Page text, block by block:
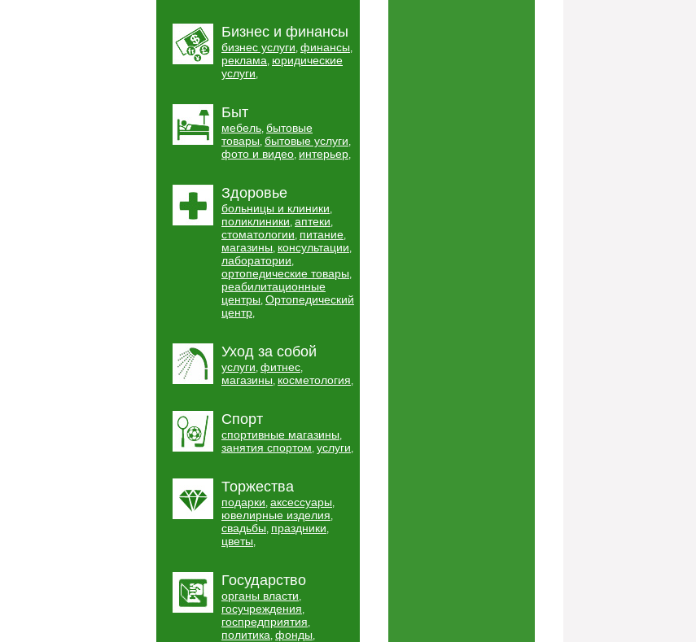
Бизнес и финансы
бизнес услуги, финансы,
реклама, юридические
услуги,
Быт
мебель, бытовые
товары, бытовые услуги,
фото и видео, интерьер,
Здоровье
больницы и клиники,
поликлиники, аптеки,
стоматологии, питание,
магазины, консультации,
лаборатории,
ортопедические товары,
реабилитационные
центры, Ортопедический
центр,
Уход за собой
услуги, фитнес,
магазины, косметология,
Спорт
спортивные магазины,
занятия спортом, услуги,
Торжества
подарки, аксессуары,
ювелирные изделия,
свадьбы, праздники,
цветы,
Государство
органы власти,
госучреждения,
госпредприятия,
политика, фонды,